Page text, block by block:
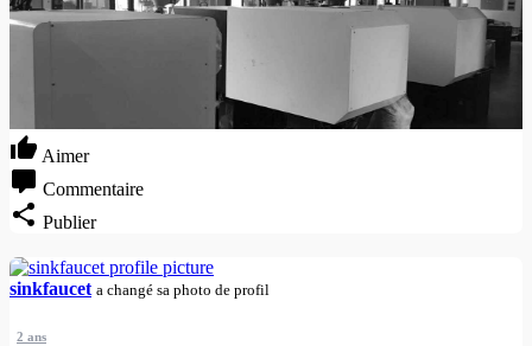
Aimer
Commentaire
Publier
sinkfaucet a changé sa photo de profil
2 ans